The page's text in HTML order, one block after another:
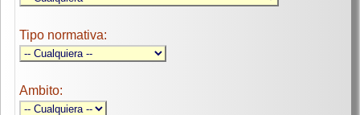
Tipo normativa:
Ambito: